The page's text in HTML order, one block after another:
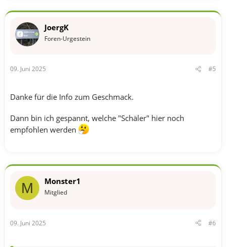
o
e
n
JoergK
Foren-Urgestein
09. Juni 2025 #5
Danke für die Info zum Geschmack.
Dann bin ich gespannt, welche "Schäler" hier noch
empfohlen werden
M Monster1
Mitglied
09. Juni 2025 #6